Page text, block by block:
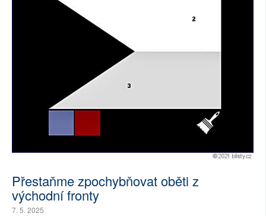
Přestaňme zpochybňovat oběti z
východní fronty
7. 5. 2025